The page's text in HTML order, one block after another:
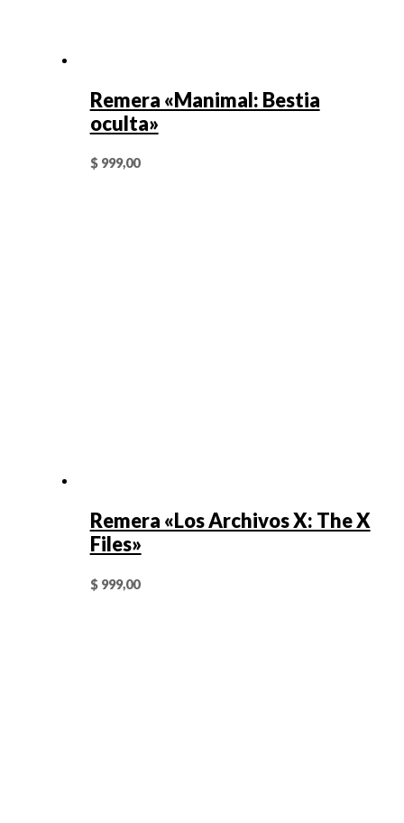
Remera «Manimal: Bestia
oculta»
$999,00
Remera «Los Archivos X: The X
Files»
$999,00